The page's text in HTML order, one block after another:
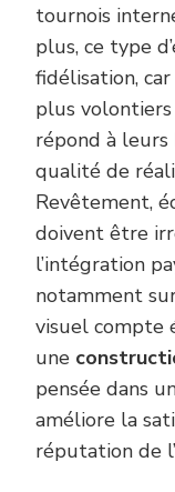
tournois
plus, ce type
fidélisation,
plus
répond à leurs
qualité de
Revêtement,
doivent être
l’intégration
notamment
visuel compte
une
pensée dans
améliore la
réputation de